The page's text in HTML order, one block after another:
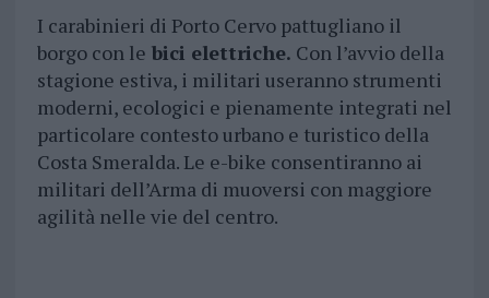
I carabinieri di Porto Cervo pattugliano il
borgo con le bici elettriche. Con l’avvio della
stagione estiva, i militari useranno strumenti
moderni, ecologici e pienamente integrati nel
particolare contesto urbano e turistico della
Costa Smeralda. Le e-bike consentiranno ai
militari dell’Arma di muoversi con maggiore
agilità nelle vie del centro.